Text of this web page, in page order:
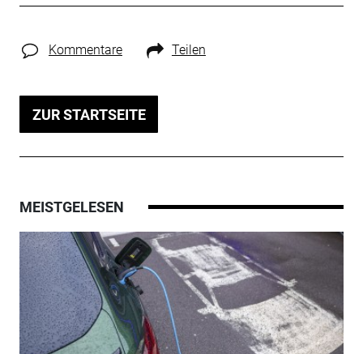
Kommentare Teilen
ZUR STARTSEITE
MEISTGELESEN